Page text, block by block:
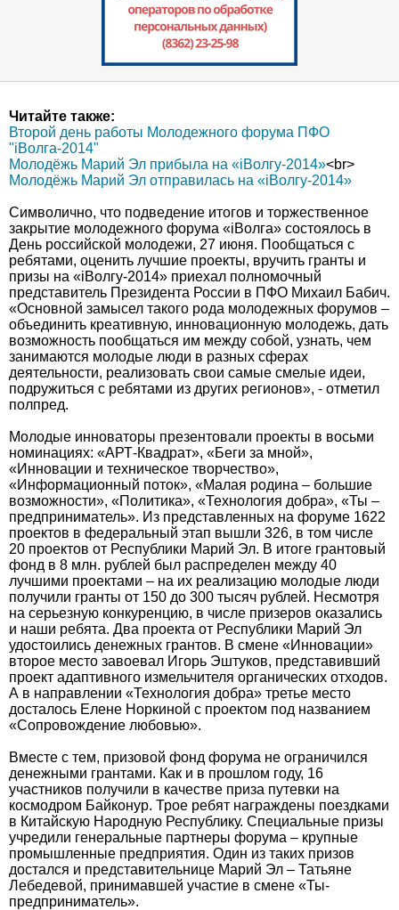
Читайте также:
Второй день работы Молодежного форума ПФО
"iВолга-2014"
Молодёжь Марий Эл прибыла на «iВолгу-2014»<br>
Молодёжь Марий Эл отправилась на «iВолгу-2014»
Символично, что подведение итогов и торжественное
закрытие молодежного форума «iВолга» состоялось в
День российской молодежи, 27 июня. Пообщаться с
ребятами, оценить лучшие проекты, вручить гранты и
призы на «iВолгу-2014» приехал полномочный
представитель Президента России в ПФО Михаил Бабич.
«Основной замысел такого рода молодежных форумов –
объединить креативную, инновационную молодежь, дать
возможность пообщаться им между собой, узнать, чем
занимаются молодые люди в разных сферах
деятельности, реализовать свои самые смелые идеи,
подружиться с ребятами из других регионов», - отметил
полпред.
Молодые инноваторы презентовали проекты в восьми
номинациях: «АРТ-Квадрат», «Беги за мной»,
«Инновации и техническое творчество»,
«Информационный поток», «Малая родина – большие
возможности», «Политика», «Технология добра», «Ты –
предприниматель». Из представленных на форуме 1622
проектов в федеральный этап вышли 326, в том числе
20 проектов от Республики Марий Эл. В итоге грантовый
фонд в 8 млн. рублей был распределен между 40
лучшими проектами – на их реализацию молодые люди
получили гранты от 150 до 300 тысяч рублей. Несмотря
на серьезную конкуренцию, в числе призеров оказались
и наши ребята. Два проекта от Республики Марий Эл
удостоились денежных грантов. В смене «Инновации»
второе место завоевал Игорь Эштуков, представивший
проект адаптивного измельчителя органических отходов.
А в направлении «Технология добра» третье место
досталось Елене Норкиной с проектом под названием
«Сопровождение любовью».
Вместе с тем, призовой фонд форума не ограничился
денежными грантами. Как и в прошлом году, 16
участников получили в качестве приза путевки на
космодром Байконур. Трое ребят награждены поездками
в Китайскую Народную Республику. Специальные призы
учредили генеральные партнеры форума – крупные
промышленные предприятия. Один из таких призов
достался и представительнице Марий Эл – Татьяне
Лебедевой, принимавшей участие в смене «Ты-
предприниматель».